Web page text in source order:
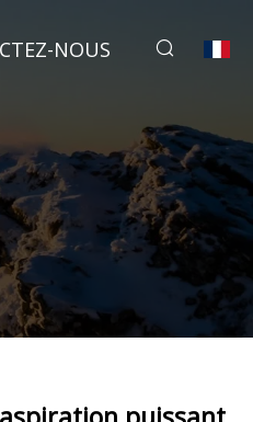
NOUS